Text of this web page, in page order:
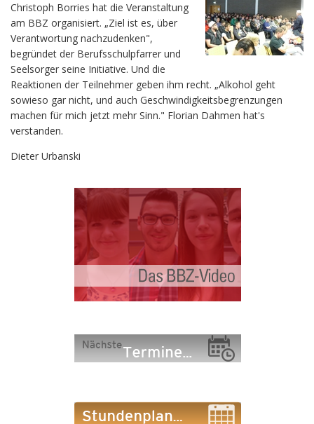
Christoph Borries hat die Veranstaltung
am BBZ organisiert. „Ziel ist es, über
Verantwortung nachzudenken",
begründet der Berufsschulpfarrer und
Seelsorger seine Initiative. Und die
Reaktionen der Teilnehmer geben ihm recht. „Alkohol geht
sowieso gar nicht, und auch Geschwindigkeitsbegrenzungen
machen für mich jetzt mehr Sinn." Florian Dahmen hat's
verstanden.
Dieter Urbanski